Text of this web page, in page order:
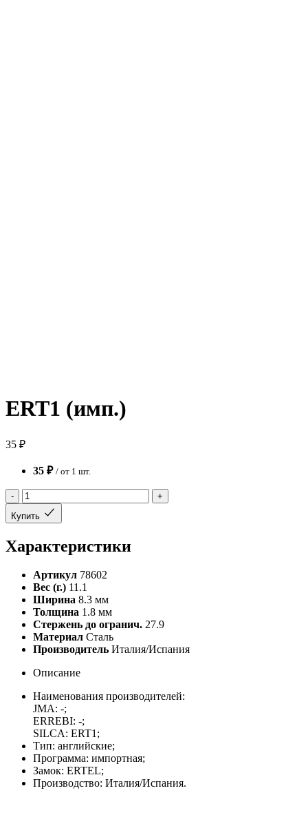
ERT1 (имп.)
35 ₽
35 ₽ / от 1 шт.
-
+
Купить
Характеристики
Артикул 78602
Вес (г.) 11.1
Ширина 8.3 мм
Толщина 1.8 мм
Стержень до огранич. 27.9
Материал Сталь
Производитель Италия/Испания
Описание
Наименования производителей:
JMA: -;
ERREBI: -;
SILCA: ERT1;
Тип: английские;
Программа: импортная;
Замок: ERTEL;
Производство: Италия/Испания.